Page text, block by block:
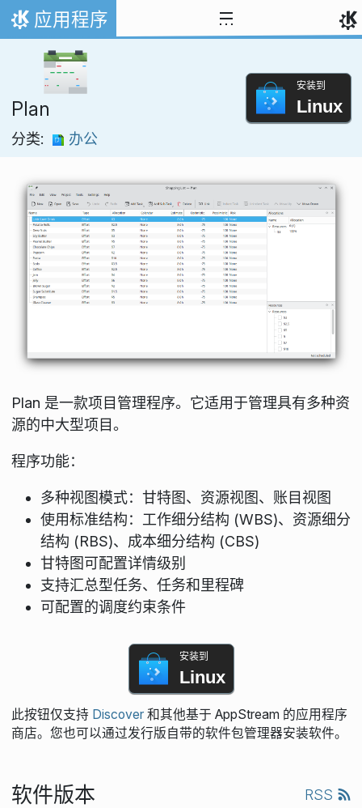
跳至内容
首页
应用程序
Plan
分类: 办公
安装到
Linux
Plan 是一款项目管理程序。它适用于管理具有多种资
源的中大型项目。
程序功能：
多种视图模式：甘特图、资源视图、账目视图
使用标准结构：工作细分结构 (WBS)、资源细分
结构 (RBS)、成本细分结构 (CBS)
甘特图可配置详情级别
支持汇总型任务、任务和里程碑
可配置的调度约束条件
安装到
Linux
此按钮仅支持 Discover和其他基于 AppStream 的应用程序
商店。您也可以通过发行版自带的软件包管理器安装软件。
软件版本 RSS